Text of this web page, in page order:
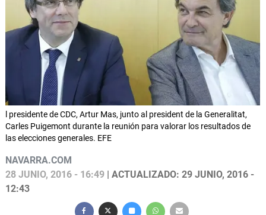
l presidente de CDC, Artur Mas, junto al president de la Generalitat,
Carles Puigemont durante la reunión para valorar los resultados de
las elecciones generales. EFE
NAVARRA.COM
28 JUNIO, 2016 - 16:49 | ACTUALIZADO: 29 JUNIO, 2016 -
12:43